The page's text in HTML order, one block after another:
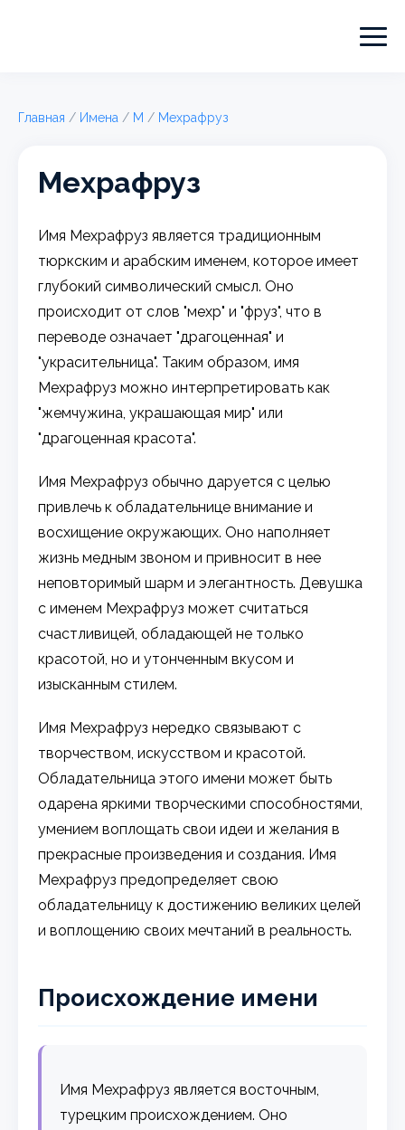
Главная / Имена / М / Мехрафруз
Мехрафруз
Имя Мехрафруз является традиционным
тюркским и арабским именем, которое имеет
глубокий символический смысл. Оно
происходит от слов "мехр" и "фруз", что в
переводе означает "драгоценная" и
"украсительница". Таким образом, имя
Мехрафруз можно интерпретировать как
"жемчужина, украшающая мир" или
"драгоценная красота".
Имя Мехрафруз обычно даруется с целью
привлечь к обладательнице внимание и
восхищение окружающих. Оно наполняет
жизнь медным звоном и привносит в нее
неповторимый шарм и элегантность. Девушка
с именем Мехрафруз может считаться
счастливицей, обладающей не только
красотой, но и утонченным вкусом и
изысканным стилем.
Имя Мехрафруз нередко связывают с
творчеством, искусством и красотой.
Обладательница этого имени может быть
одарена яркими творческими способностями,
умением воплощать свои идеи и желания в
прекрасные произведения и создания. Имя
Мехрафруз предопределяет свою
обладательницу к достижению великих целей
и воплощению своих мечтаний в реальность.
Происхождение имени
Имя Мехрафруз является восточным,
турецким происхождением. Оно